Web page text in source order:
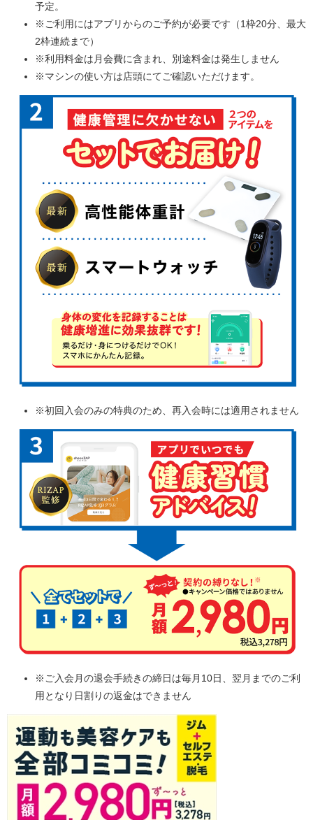
予定。
※ご利用にはアプリからのご予約が必要です（1枠20分、最大
2枠連続まで）
※利用料金は月会費に含まれ、別途料金は発生しません
※マシンの使い方は店頭にてご確認いただけます。
※初回入会のみの特典のため、再入会時には適用されません
※ご入会月の退会手続きの締日は毎月10日、翌月までのご利
用となり日割りの返金はできません